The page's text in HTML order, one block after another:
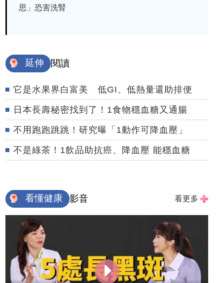
思」恐害洗腎
延伸 閱讀
它是水果界白富美 低GI、低熱量還助排便
日本長壽秘密找到了！1食物穩血糖又通腸
不用跑跑跳跳！研究曝「1動作可降血壓」
不是綠茶！1飲品助抗癌、降血壓 能穩血糖
看懂健康 影音 看更多